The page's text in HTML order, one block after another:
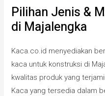
Pilihan Jenis &
di Majalengka
Kaca.co.id menyediakan
kaca untuk konstruksi di
kwalitas produk yang
Kaca yang tersedia dalam